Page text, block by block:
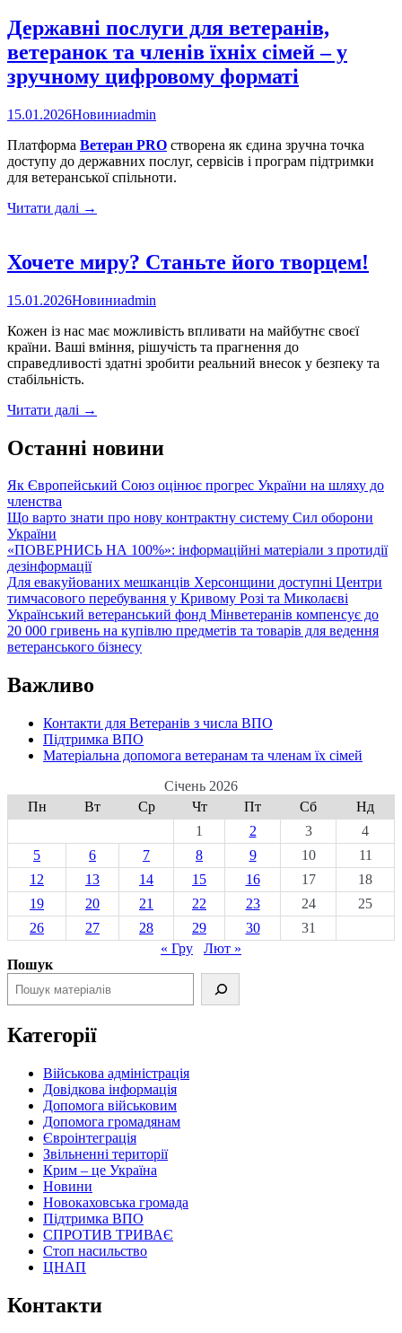
реабілітації
для
кожного,
її
Державні послуги для ветеранів,
ветеранок та членів їхніх сімей – у
зручному цифровому форматі
15.01.2026Новиниadmin
Платформа Ветеран PRO створена як єдина зручна точка
доступу до державних послуг, сервісів і програм підтримки
для ветеранської спільноти.
Читати далі Державні
ветеранів,
ветеранок
членів
сімей
–
у
зручному
форматі
→
Хочете миру? Станьте його творцем!
15.01.2026Новиниadmin
Кожен із нас має можливість впливати на майбутнє своєї
країни. Ваші вміння, рішучість та прагнення до
справедливості здатні зробити реальний внесок у безпеку та
стабільність.
Читати далі Хочете
Станьте
його
→
Останні новини
Як Європейський Союз оцінює прогрес України на шляху до
членства
Що варто знати про нову контрактну систему Сил оборони
України
«ПОВЕРНИСЬ НА 100%»: інформаційні матеріали з протидії
дезінформації
Для евакуйованих мешканців Херсонщини доступні Центри
тимчасового перебування у Кривому Розі та Миколаєві
Український ветеранський фонд Мінветеранів компенсує до
20 000 гривень на купівлю предметів та товарів для ведення
ветеранського бізнесу
Важливо
Контакти для Ветеранів з числа ВПО
Підтримка ВПО
Матеріальна допомога ветеранам та членам їх сімей
Січень 2026
Пн
Вт Ср Чт Пт Сб
Нд
1
2 3
4
5
6 7 8 9 10
11
12
13 14 15 16 17
18
19
20 21 22 23 24
25
26
27 28 29 30
31
« Гру
Лют »
Пошук
Категорії
Військова адміністрація
Довідкова інформація
Допомога військовим
Допомога громадянам
Євроінтеграція
Звільненні території
Крим – це Україна
Новини
Новокаховська громада
Підтримка ВПО
СПРОТИВ ТРИВАЄ
Стоп насильство
ЦНАП
Контакти